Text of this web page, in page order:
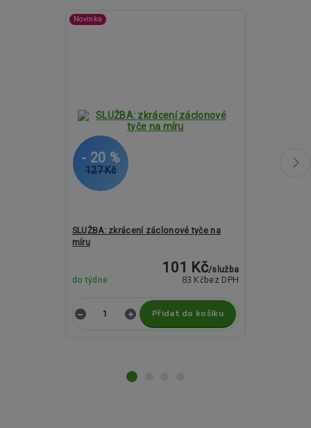
Novinka
127 Kč
- 20 %
SLUŽBA: zkrácení záclonové tyče na
míru
101 Kč/služba
83 Kč bez DPH
do týdne
Přidat do košíku
2 390 Kč
- 7 %